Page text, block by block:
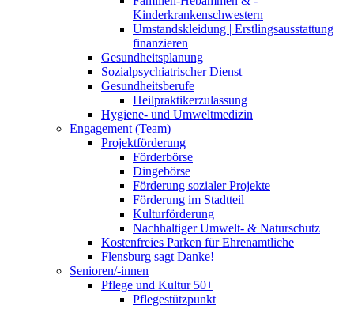
Kinderkrankenschwestern
Umstandskleidung | Erstlingsausstattung
finanzieren
Gesundheitsplanung
Sozialpsychiatrischer Dienst
Gesundheitsberufe
Heilpraktikerzulassung
Hygiene- und Umweltmedizin
Engagement (Team)
Projektförderung
Förderbörse
Dingebörse
Förderung sozialer Projekte
Förderung im Stadtteil
Kulturförderung
Nachhaltiger Umwelt- & Naturschutz
Kostenfreies Parken für Ehrenamtliche
Flensburg sagt Danke!
Senioren/-innen
Pflege und Kultur 50+
Pflegestützpunkt